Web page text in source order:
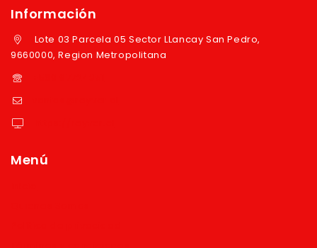
Información
Lote 03 Parcela 05 Sector LLancay San Pedro,
9660000, Region Metropolitana
Menú